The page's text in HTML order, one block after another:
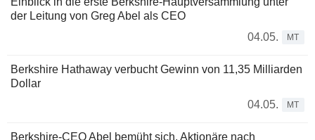
der Leitung von Greg Abel als CEO
04.05.
MT
Berkshire Hathaway verbucht Gewinn von 11,35 Milliarden
Dollar
04.05.
MT
Berkshire-CEO Abel bemüht sich, Aktionäre nach